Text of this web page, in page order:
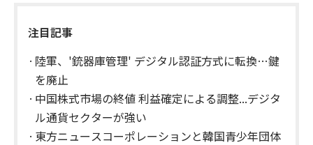
注目記事
陸軍、'銃器庫管理' デジタル認証方式に転換…鍵
を廃止
中国株式市場の終値 利益確定による調整...デジタ
ル通貨セクターが強い
東方ニュースコーポレーションと韓国青少年団体